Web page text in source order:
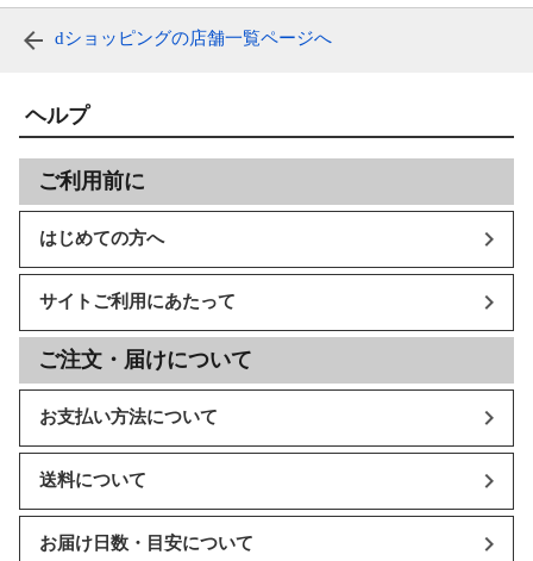
dショッピングの店舗一覧ページへ
ヘルプ
ご利用前に
はじめての方へ
サイトご利用にあたって
ご注文・届けについて
お支払い方法について
送料について
お届け日数・目安について